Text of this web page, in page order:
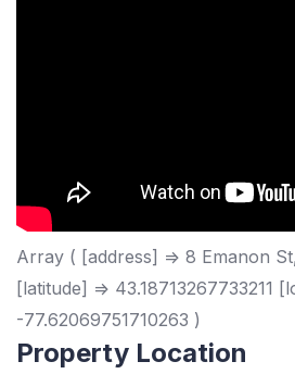
Array ( [address] => 8 Emanon
[latitude] => 43.18713267733211
-77.62069751710263 )
Property Location